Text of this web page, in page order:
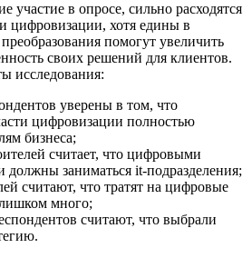
в опросе, сильно расходятся
цифровизации, хотя едины в
помогут увеличить
своих решений для клиентов.
исследования:
уверены в том, что
цифровизации полностью
бизнеса;
считает, что цифровыми
должны заниматься it-подразделения;
считают, что тратят на цифровые
много;
считают, что выбрали